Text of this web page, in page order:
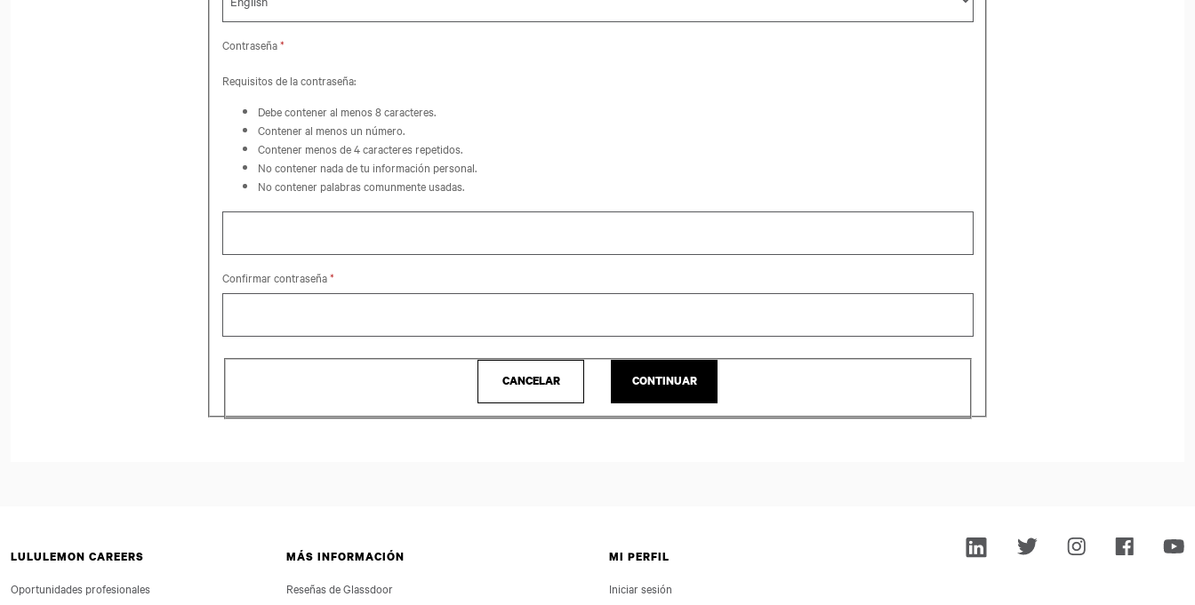
Contraseña*
Requisitos de la contraseña:
Debe contener al menos 8 caracteres.
Contener al menos un número.
Contener menos de 4 caracteres repetidos.
No contener nada de tu información personal.
No contener palabras comunmente usadas.
Confirmar contraseña*
CANCELAR CONTINUAR
LULULEMON CAREERS
Oportunidades profesionales
MÁS INFORMACIÓN
Reseñas de Glassdoor
MI PERFIL
Iniciar sesión